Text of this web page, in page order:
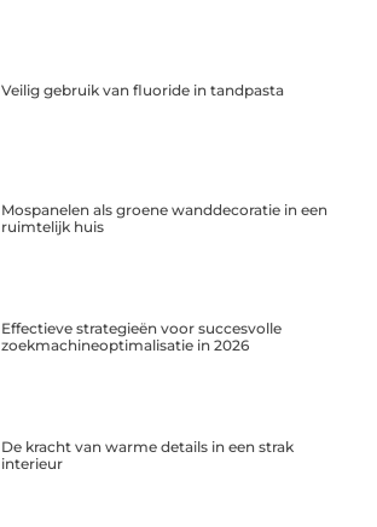
Veilig gebruik van fluoride in tandpasta
Mospanelen als groene wanddecoratie in een
ruimtelijk huis
Effectieve strategieën voor succesvolle
zoekmachineoptimalisatie in 2026
De kracht van warme details in een strak
interieur